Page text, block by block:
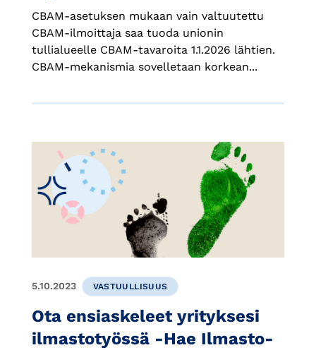
CBAM-asetuksen mukaan vain valtuutettu
CBAM-ilmoittaja saa tuoda unionin
tullialueelle CBAM-tavaroita 1.1.2026 lähtien.
CBAM-mekanismia sovelletaan korkean...
5.10.2023 VASTUULLISUUS
Ota ensiaskeleet yrityksesi
ilmastotyössä -Hae Ilmasto-